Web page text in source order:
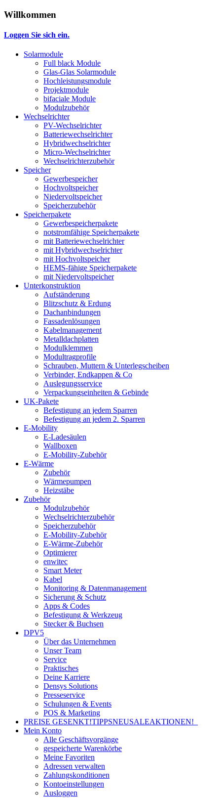
Willkommen
Loggen Sie sich ein.
Solarmodule
Full black Module
Glas-Glas Solarmodule
Hochleistungsmodule
Projektmodule
bifaciale Module
Modulzubehör
Wechselrichter
PV-Wechselrichter
Batteriewechselrichter
Hybridwechselrichter
Micro-Wechselrichter
Wechselrichterzubehör
Speicher
Gewerbespeicher
Hochvoltspeicher
Niedervoltspeicher
Speicherzubehör
Speicherpakete
Gewerbespeicherpakete
notstromfähige Speicherpakete
mit Batteriewechselrichter
mit Hybridwechselrichter
mit Hochvoltspeicher
HEMS-fähige Speicherpakete
mit Niedervoltspeicher
Unterkonstruktion
Aufständerung
Blitzschutz & Erdung
Dachanbindungen
Fassadenlösungen
Kabelmanagement
Metalldachplatten
Modulklemmen
Modultragprofile
Schrauben, Muttern & Unterlegscheiben
Verbinder, Endkappen & Co
Auslegungsservice
Verpackungseinheiten & Gebinde
UK-Pakete
Befestigung an jedem Sparren
Befestigung an jedem 2. Sparren
E-Mobility
E-Ladesäulen
Wallboxen
E-Mobility-Zubehör
E-Wärme
Zubehör
Wärmepumpen
Heizstäbe
Zubehör
Modulzubehör
Wechselrichterzubehör
Speicherzubehör
E-Mobility-Zubehör
E-Wärme-Zubehör
Optimierer
enwitec
Smart Meter
Kabel
Monitoring & Datenmanagement
Sicherung & Schutz
Apps & Codes
Befestigung & Werkzeug
Stecker & Buchsen
DPV5
Über das Unternehmen
Unser Team
Service
Praktisches
Deine Karriere
Densys Solutions
Presseservice
Schulungen & Events
POS & Marketing
PREISE GESENKT!TIPPSNEUSALEAKTIONEN!
Mein Konto
Alle Geschäftsvorgänge
gespeicherte Warenkörbe
Meine Favoriten
Adressen verwalten
Zahlungskonditionen
Kontoeinstellungen
Ausloggen